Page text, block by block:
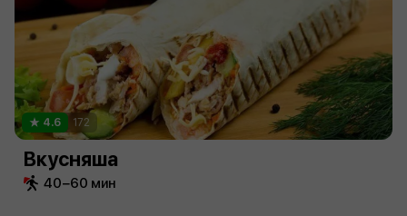
4.6 172
Вкусняша
40−60 мин